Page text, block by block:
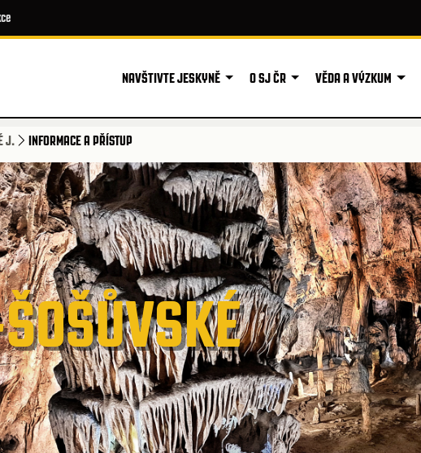
NAVŠTIVTE JESKYNĚ O SJ ČR VĚDA A VÝZKUM
J. INFORMACE A PŘÍSTUP